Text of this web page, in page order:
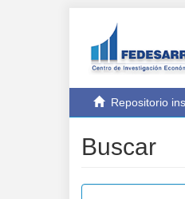
Repositorio
Buscar